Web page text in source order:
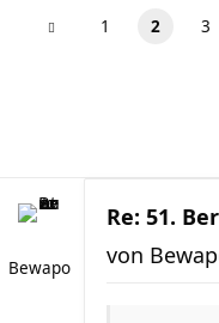
1 2 3
Bewapo
Re: 51.
von